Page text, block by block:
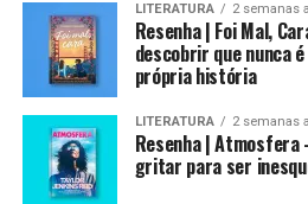
LITERATURA 2 semanas
Resenha | Foi Mal,
descobrir que nunca
própria história
LITERATURA 2 semanas
Resenha |
gritar para ser